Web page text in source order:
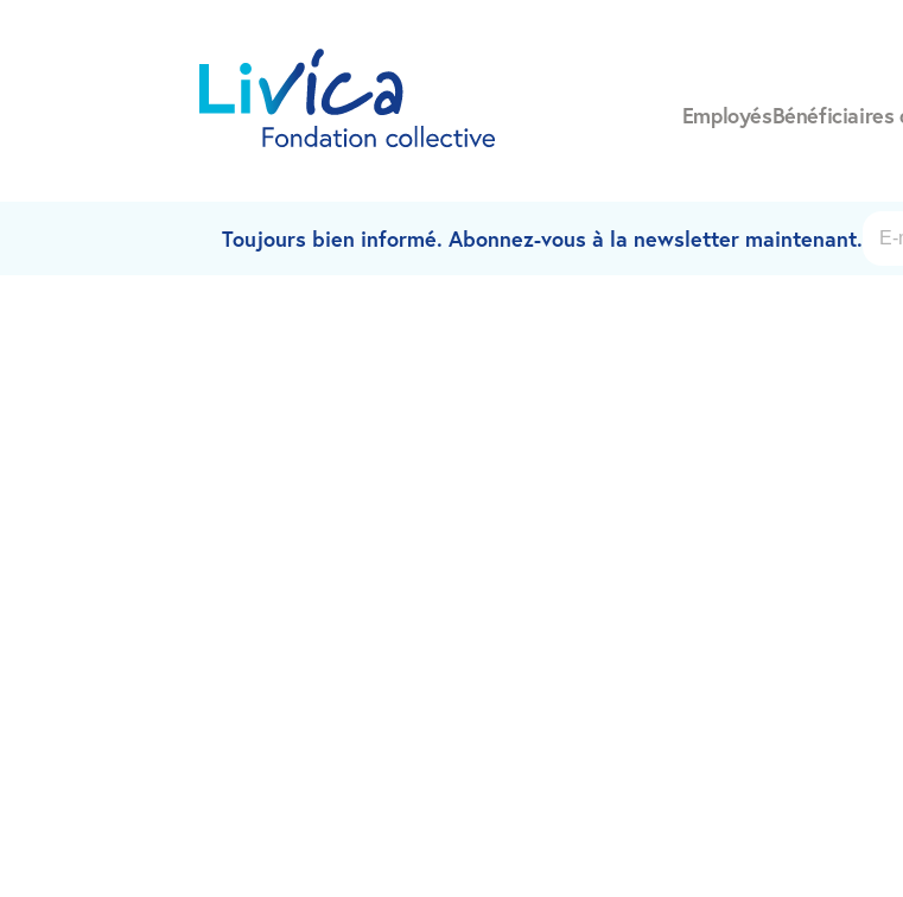
EmployésBénéficiaires
Toujours bien informé. Abonnez-vous à la newsletter maintenant.